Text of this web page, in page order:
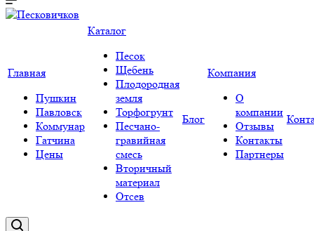
Главная
Пушкин
Павловск
Коммунар
Гатчина
Цены
Каталог
Песок
Щебень
Плодородная
земля
Торфогрунт
Песчано-
гравийная
смесь
Вторичный
материал
Отсев
Блог
Компания
О
компании
Отзывы
Контакты
Партнеры